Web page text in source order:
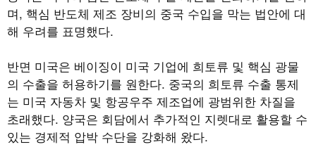
며, 핵심 반도체 제조 장비의 중국 수입을 막는 법안에 대
해 우려를 표명했다.
반면 미국은 베이징이 미국 기업에 희토류 및 핵심 광물
의 수출을 허용하기를 원한다. 중국의 희토류 수출 통제
는 미국 자동차 및 항공우주 제조업에 광범위한 차질을
초래했다. 양국은 회담에서 추가적인 지렛대로 활용할 수
있는 경제적 압박 수단을 강화해 왔다.